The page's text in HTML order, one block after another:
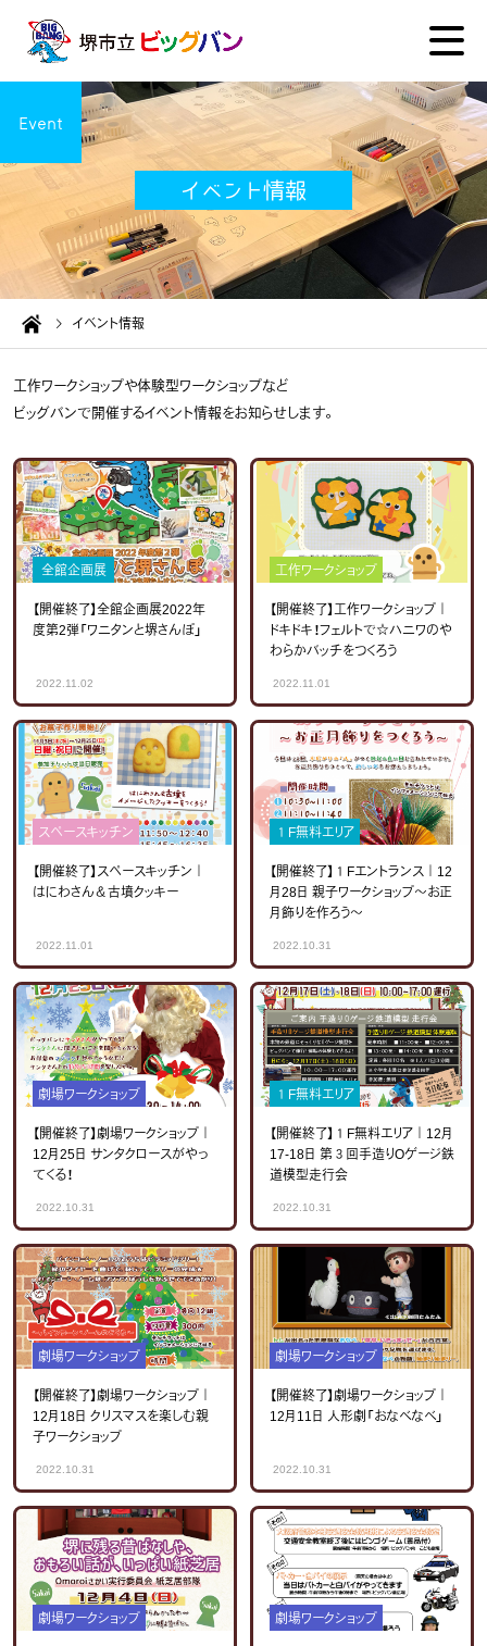
イベント情報
Event
イベント情報
工作ワークショップや体験型ワークショップなど
ビッグバンで開催するイベント情報をお知らせします。
全館企画展
【開催終了】全館企画展2022年
度第2弾「ワニタンと堺さんぽ」
2022.11.02
工作ワークショップ
【開催終了】工作ワークショップ｜
ドキドキ！フェルトで☆ハニワのや
わらかバッチをつくろう
2022.11.01
スペースキッチン
【開催終了】スペースキッチン｜
はにわさん＆古墳クッキー
2022.11.01
１F無料エリア
【開催終了】１Fエントランス｜12
月28日 親子ワークショップ～お正
月飾りを作ろう～
2022.10.31
劇場ワークショップ
【開催終了】劇場ワークショップ｜
12月25日 サンタクロースがやっ
てくる！
2022.10.31
１F無料エリア
【開催終了】１F無料エリア｜12月
17-18日 第３回手造りOゲージ鉄
道模型走行会
2022.10.31
劇場ワークショップ
【開催終了】劇場ワークショップ｜
12月18日 クリスマスを楽しむ親
子ワークショップ
2022.10.31
劇場ワークショップ
【開催終了】劇場ワークショップ｜
12月11日 人形劇「おなべなべ」
2022.10.31
劇場ワークショップ
劇場ワークショップ